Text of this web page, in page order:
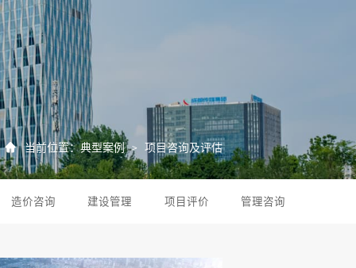
 当前位置：典型案例 > 项目咨询及评估
造价咨询 建设管理 项目评价 管理咨询